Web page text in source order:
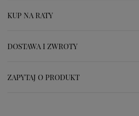
KUP NA RATY
DOSTAWA I ZWROTY
ZAPYTAJ O PRODUKT